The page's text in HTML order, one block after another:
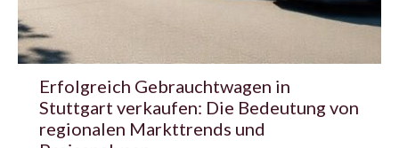
Erfolgreich Gebrauchtwagen in
Stuttgart verkaufen: Die Bedeutung von
regionalen Markttrends und